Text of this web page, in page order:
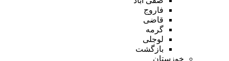
فاروج
قاضی
گرمه
لوجلی
بازگشت
خوزستان